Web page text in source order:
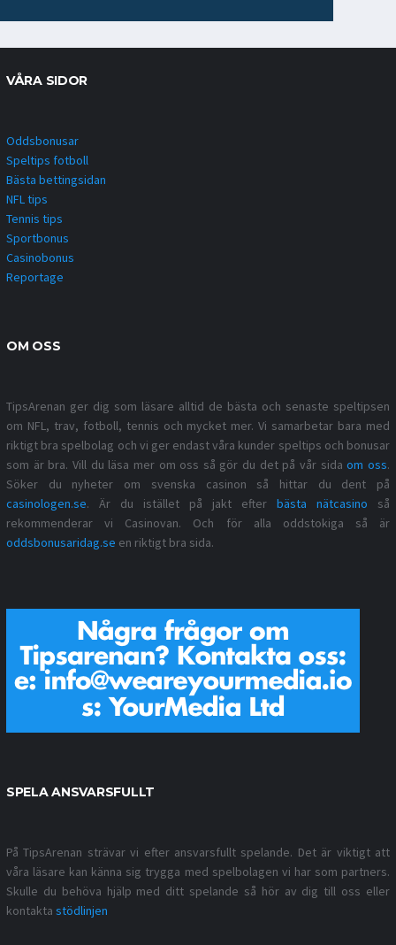
VÅRA SIDOR
Oddsbonusar
Speltips fotboll
Bästa bettingsidan
NFL tips
Tennis tips
Sportbonus
Casinobonus
Reportage
OM OSS
TipsArenan ger dig som läsare alltid de bästa och senaste speltipsen
om NFL, trav, fotboll, tennis och mycket mer. Vi samarbetar bara med
riktigt bra spelbolag och vi ger endast våra kunder speltips och bonusar
som är bra. Vill du läsa mer om oss så gör du det på vår sidaom oss.
Söker du nyheter om svenska casinon så hittar du dent på
casinologen.se. Är du istället på jakt efter bästa nätcasino så
rekommenderar vi Casinovan. Och för alla oddstokiga så är
oddsbonusaridag.se en riktigt bra sida.
SPELA ANSVARSFULLT
På TipsArenan strävar vi efter ansvarsfullt spelande. Det är viktigt att
våra läsare kan känna sig trygga med spelbolagen vi har som partners.
Skulle du behöva hjälp med ditt spelande så hör av dig till oss eller
kontakta stödlinjen